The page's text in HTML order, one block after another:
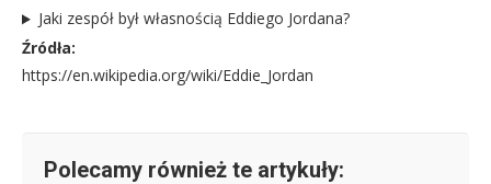
Jaki zespół był własnością Eddiego Jordana?
Źródła:
https://en.wikipedia.org/wiki/Eddie_Jordan
Polecamy również te artykuły: